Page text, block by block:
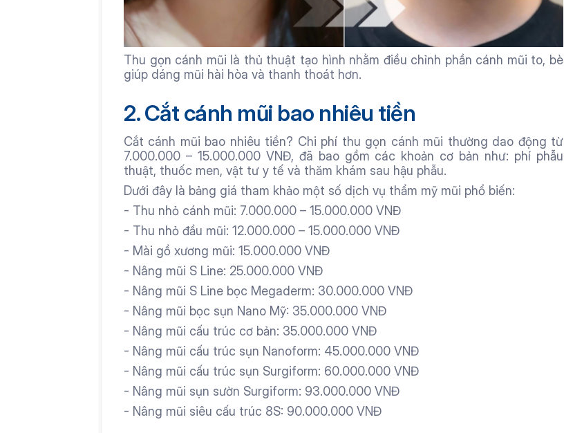
Thu gọn cánh mũi là thủ thuật tạo hình nhằm điều chỉnh phần cánh mũi to, bè
giúp dáng mũi hài hòa và thanh thoát hơn.
2. Cắt cánh mũi bao nhiêu tiền
Cắt cánh mũi bao nhiêu tiền? Chi phí thu gọn cánh mũi thường dao động từ
7.000.000 – 15.000.000 VNĐ, đã bao gồm các khoản cơ bản như: phí phẫu
thuật, thuốc men, vật tư y tế và thăm khám sau hậu phẫu.
Dưới đây là bảng giá tham khảo một số dịch vụ thẩm mỹ mũi phổ biến:
- Thu nhỏ cánh mũi: 7.000.000 – 15.000.000 VNĐ
- Thu nhỏ đầu mũi: 12.000.000 – 15.000.000 VNĐ
- Mài gồ xương mũi: 15.000.000 VNĐ
- Nâng mũi S Line: 25.000.000 VNĐ
- Nâng mũi S Line bọc Megaderm: 30.000.000 VNĐ
- Nâng mũi bọc sụn Nano Mỹ: 35.000.000 VNĐ
- Nâng mũi cấu trúc cơ bản: 35.000.000 VNĐ
- Nâng mũi cấu trúc sụn Nanoform: 45.000.000 VNĐ
- Nâng mũi cấu trúc sụn Surgiform: 60.000.000 VNĐ
- Nâng mũi sụn sườn Surgiform: 93.000.000 VNĐ
- Nâng mũi siêu cấu trúc 8S: 90.000.000 VNĐ